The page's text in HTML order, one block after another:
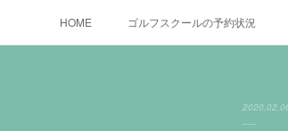
HOME ゴルフスクールの予約状況